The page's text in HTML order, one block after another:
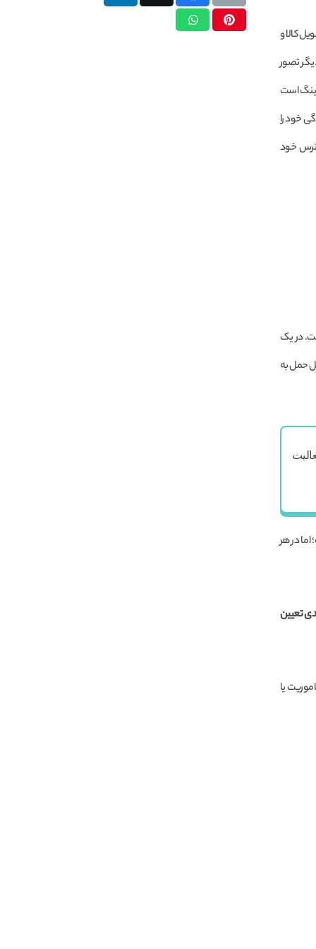
کالا و
تصور
است
خود را
خود
در یک
حمل به
در هر
تعیین
یا